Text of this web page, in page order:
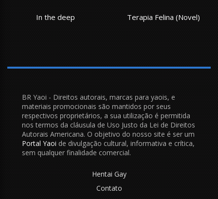
In the deep Terapia Felina (Novel)
BR Yaoi - Direitos autorais, marcas para yaois, e
materiais promocionais são mantidos por seus
respectivos proprietários, a sua utilização é permitida
nos termos da cláusula de Uso Justo da Lei de Direitos
Autorais Americana. O objetivo do nosso site é ser um
Portal Yaoi de divulgação cultural, informativa e crítica,
sem qualquer finalidade comercial.
Hentai Gay
Contato